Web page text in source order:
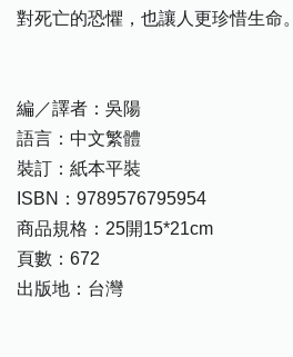
對死亡的恐懼，也讓人更珍惜生命。
編／譯者：吳陽
語言：中文繁體
裝訂：紙本平裝
ISBN：9789576795954
商品規格：25開15*21cm
頁數：672
出版地：台灣